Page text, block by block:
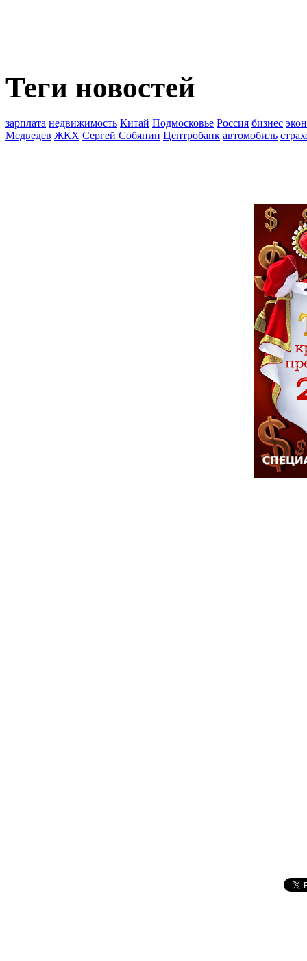
Теги новостей
зарплата недвижимость Китай Подмосковье Россия бизнес
Медведев ЖКХ Сергей Собянин Центробанк автомобиль